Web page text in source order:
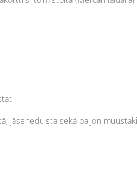
jäseneduista sekä paljon